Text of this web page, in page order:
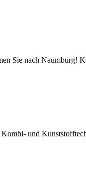
Sie nach Naumburg!
und